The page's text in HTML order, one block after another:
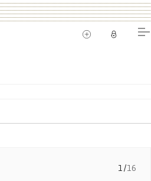
1/16